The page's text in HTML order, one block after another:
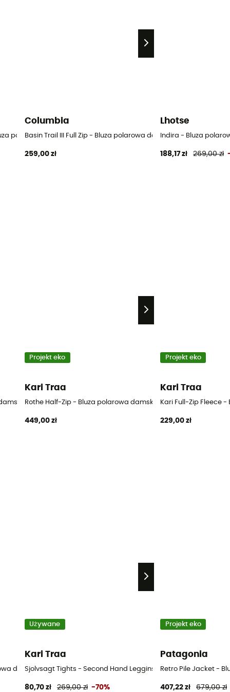
polarowa damska
Columbia
Basin Trail III Full Zip - Bluza polarowa damska
259,00 zł
Lhotse
Indira - Bluza
188,17 zł 269,00 zł
Projekt eko
Kari Traa
Rothe Half-Zip - Bluza polarowa damska
449,00 zł
Projekt eko
Kari Traa
Kari Full-Zip Fleece
229,00 zł
damska
Używane
Kari Traa
Sjolvsagt Tights - Second Hand Legginsy do biegania
80,70 zł 269,00 zł -70%
Projekt eko
Patagonia
Retro Pile Jacket -
407,22 zł 679,00 zł